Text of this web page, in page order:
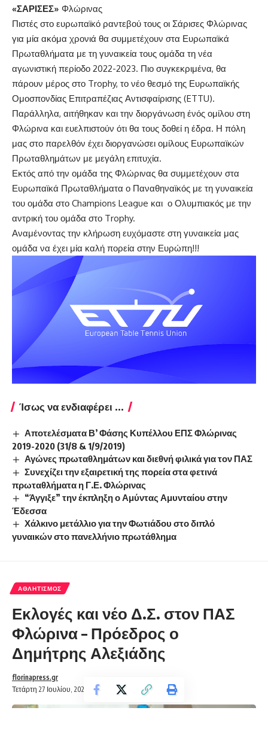
«ΣΑΡΙΣΕΣ» Φλώρινας
Πιστές στο ευρωπαϊκό ραντεβού τους οι Σάρισες Φλώρινας
για μία ακόμα χρονιά θα συμμετέχουν στα Ευρωπαϊκά
Πρωταθλήματα με τη γυναικεία τους ομάδα τη νέα
αγωνιστική περίοδο 2022-2023. Πιο συγκεκριμένα, θα
πάρουν μέρος στο Trophy, το νέο θεσμό της Ευρωπαϊκής
Ομοσπονδίας Επιτραπέζιας Αντισφαίρισης (ETTU).
Παράλληλα, αιτήθηκαν και την διοργάνωση ένός ομίλου στη
Φλώρινα και ευελπιστούν ότι θα τους δοθεί η έδρα. Η πόλη
μας στο παρελθόν έχει διοργανώσει ομίλους Ευρωπαϊκών
Πρωταθλημάτων με μεγάλη επιτυχία.
Εκτός από την ομάδα της Φλώρινας θα συμμετέχουν στα
Ευρωπαϊκά Πρωταθλήματα ο Παναθηναϊκός με τη γυναικεία
του ομάδα στο Champions League και ο Ολυμπιακός με την
αντρική του ομάδα στο Trophy.
Αναμένοντας την κλήρωση ευχόμαστε στη γυναικεία μας
ομάδα να έχει μία καλή πορεία στην Ευρώπη!!!
Ίσως να ενδιαφέρει ...
Αποτελέσματα Β’ Φάσης Κυπέλλου ΕΠΣ Φλώρινας
2019-2020 (31/8 & 1/9/2019)
Αγώνες πρωταθλημάτων και διεθνή φιλικά για τον ΠΑΣ
Συνεχίζει την εξαιρετική της πορεία στα φετινά
πρωταθλήματα η Γ.Ε. Φλώρινας
“Άγγιξε” την έκπληξη ο Αμύντας Αμυνταίου στην
Έδεσσα
Χάλκινο μετάλλιο για την Φωτιάδου στο διπλό
γυναικών στο πανελλήνιο πρωτάθλημα
ΑΘΛΗΤΙΣΜΌΣ
Εκλογές και νέο Δ.Σ. στον ΠΑΣ
Φλώρινα – Πρόεδρος ο
Δημήτρης Αλεξιάδης
Τετάρτη 27 Ιουλίου, 2022 14:45
florinapress.gr